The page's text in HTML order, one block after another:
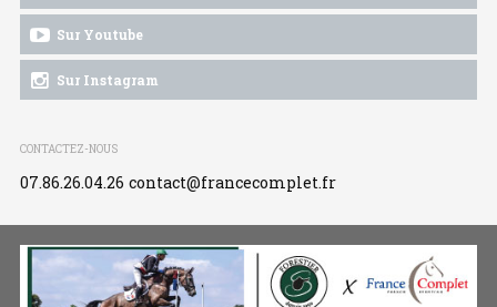
Sur Youtube
Sur Instagram
CONTACTEZ-NOUS
07.86.26.04.26 contact@francecomplet.fr